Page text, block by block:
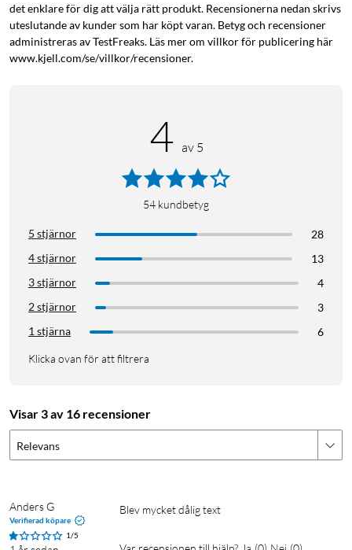
det enklare för dig att välja rätt produkt. Recensionerna nedan skrivs
uteslutande av kunder som har köpt varan. Betyg och recensioner
administreras av TestFreaks. Läs mer om villkor för publicering här
www.kjell.com/se/villkor/recensioner.
4 av 5
54 kundbetyg
5 stjärnor
28
4 stjärnor
13
3 stjärnor
4
2 stjärnor
3
1 stjärna
6
Klicka ovan för att filtrera
Visar 3 av 16 recensioner
Relevans
Anders G
Verifierad köpare
1/5
Blev mycket dålig text